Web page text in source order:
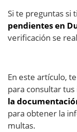
Si te preguntas si
pendientes en
verificación se
En este artículo,
para consultar
la
para obtener la
multas.